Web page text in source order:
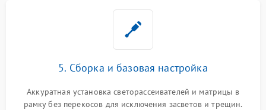
5. Сборка и базовая настройка
Аккуратная установка светорассеивателей и матрицы в
рамку без перекосов для исключения засветов и трещин.